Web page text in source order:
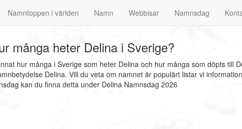
Namntoppen i världen Namn Webbisar Namnsdag
många heter Delina i Sverige?
hur många i Sverige som heter Delina och hur många som döpts till
Delina. Vill du veta om namnet är populärt listar vi
kan du finna detta under Delina Namnsdag 2026